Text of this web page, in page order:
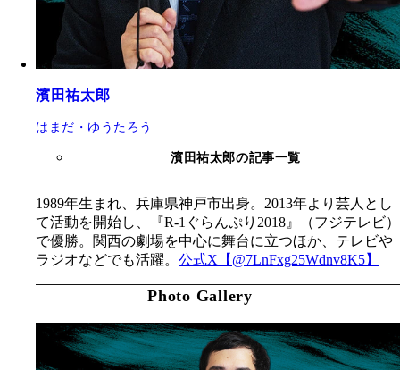
濱田祐太郎
はまだ・ゆうたろう
濱田祐太郎の記事一覧
1989年生まれ、兵庫県神戸市出身。 2013年より芸人とし
て活動を開始し、『R-1 ぐらんぷり 2018 』（フジテレビ）
で優勝。関西の劇場を中心に舞台に立つほか、テレビや
ラジオなどでも活躍。 公式X 【 @7LnFxg25Wdnv8K5】
Photo Gallery